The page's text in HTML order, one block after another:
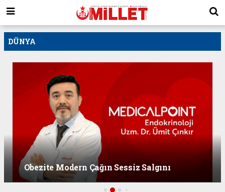
DÜNYA
Obezite Modern Çağın Sessiz Salgını